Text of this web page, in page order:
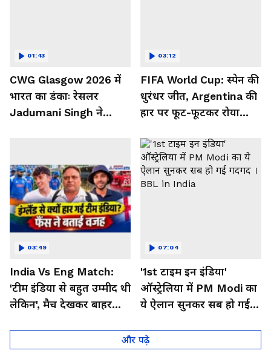
CWG Glasgow 2026 में
भारत का डंकाः रेसलर
Jadumani Singh ने
01:43
FIFA World Cup: स्पेन की
धुरंधर जीत, Argentina की
हार पर फूट-फूटकर रोया
03:12
India Vs Eng Match:
'टीम इंडिया से बहुत उम्मीद थी
लेकिन', मैच देखकर बाहर
03:49
'1st टाइम इन इंडिया'
ऑस्ट्रेलिया में PM Modi का
ये ऐलान सुनकर सब हो गई
07:04
और पढ़े